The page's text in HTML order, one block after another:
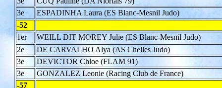
3e
ESPADINHA Laura (ES Blanc-Mesnil Judo)
-52
1er
WEILL DIT MOREY Julie (ES Blanc-Mesnil Judo)
2e
DE CARVALHO Alya (AS Chelles Judo)
3e
DEVICTOR Chloe (FLAM 91)
3e
GONZALEZ Leonie (Racing Club de France)
-57